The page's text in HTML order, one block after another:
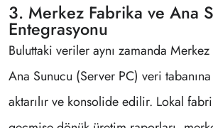
3. Merkez Fabrika ve Ana
Entegrasyonu
Buluttaki veriler aynı zamanda
Ana Sunucu (Server PC) veri tabanına
aktarılır ve konsolide edilir. Lokal